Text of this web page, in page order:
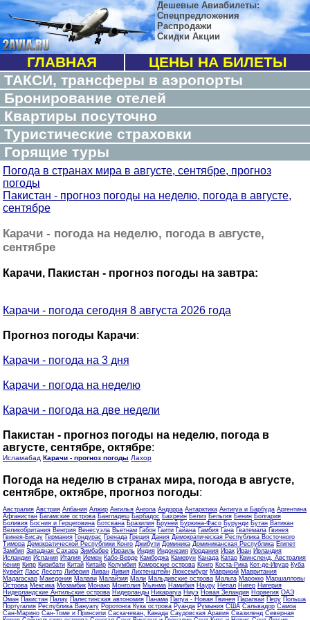
Дешевые Авиабилеты:
Спецпредложения
Распродажи
Скидки Акции
ГЛАВНАЯ
ЦЕНЫ НА БИЛЕТЫ
ТАКСИ, трансферы в аэропорты
Бронирование отелей
Квартиры посуточно
Туристические страховки
Горящие туры
Погода в странах мира в августе, сентябре, прогноз
погоды
Пакистан - прогноз погоды на неделю, погода в августе,
сентябре
Карачи - погода на неделю, погода в августе,
сентябре
Карачи, Пакистан - прогноз погоды на завтра:
Карачи - погода сегодня 8 августа 2026 года
Прогноз погоды Карачи:
Карачи - погода на 3 дня
Карачи - погода на неделю
Карачи - погода на две недели
Пакистан - прогноз погоды на неделю, погода в
августе, сентябре, октябре:
Исламабад Карачи - прогноз погоды Лахор
Погода на неделю в странах мира, погода в августе,
сентябре, октябре, прогноз погоды:
Австралия Австрия Албания Алжир Ангилья Ангола Андорра Антарктика Антигуа и Барбуда Аргентина
Афганистан Багамские острова Бангладеш Барбадос Бахрейн Белиз Бельгия Бенин Болгария
Боливия Босния и Герцеговина Ботсвана Бразилия Бруней Буркина-Фасо Бурунди Бутан Ватикан
Великобритания Венгрия Венесуэла Вьетнам Габон Гаити Гайана Гамбия Гана Гватемала Гвинея
Гвинея-Бисау Германия Гондурас Гренада Греция Дания Демократическая Республика Восточного
Тимора Демократической Республики Конго Джибути Доминика Доминиканская Республика Египет
Замбия Западная Сахара Зимбабве Израиль Индия Индонезия Иордания Ирак Иран Ирландия
Исландия Испания Италия Йемен Кабо-Верде Камбоджа Камерун Канада Катар Квинсленд, Австралия
Кения Кипр Кирибати Китай Китайр Колумбия Коморские острова Конго Коста-Рика Кот-де-Ивуар Куба
Кувейт Лаос Лесото Либерия Ливан Ливия Лихтенштейн Люксембург Маврикий Мавритания
Мадагаскар Македония Малави Малайзия Мали Мальдивские острова Мальта Марокко Маршалловы
Острова Мексика Мозамбик Монако Монголия Мьянма Намибия Науру Непал Нигер Нигерия
Нидерландские Антильские острова Нидерланды Никарагуа Ниуэ Новая Зеландия Норвегия ОАЭ
Оман Пакистан Палау Палестинская автономия Панама Папуа - Новая Гвинея Парагвай Перу Польша
Португалия Республика Вануату Роротонга Кука острова Руанда Румыния США Сальвадор Самоа
Сан-Марино Сан-Томе и Принсипи Саскачеван, Канада Саудовская Аравия Свазиленд Северная